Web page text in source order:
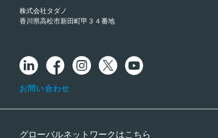
株式会社タダノ
香川県高松市新田町甲３４番地
お問い合わせ
グローバルネットワークはこちら